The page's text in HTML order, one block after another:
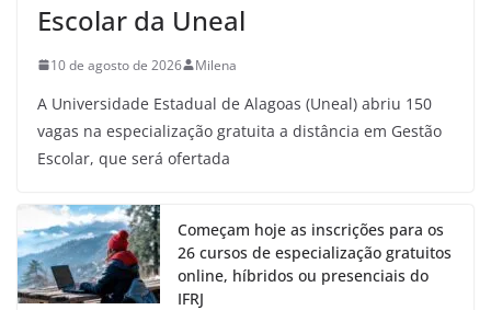
Escolar da Uneal
10 de agosto de 2026 Milena
A Universidade Estadual de Alagoas (Uneal) abriu 150
vagas na especialização gratuita a distância em Gestão
Escolar, que será ofertada
Começam hoje as inscrições para os
26 cursos de especialização gratuitos
online, híbridos ou presenciais do
IFRJ